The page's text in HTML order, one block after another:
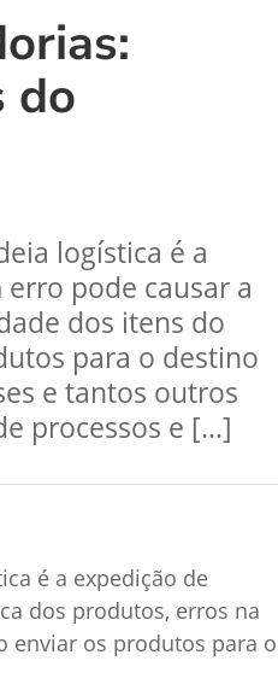
do
logística é a
pode causar a
dos itens do
para o destino
e tantos outros
processos e […]
é a expedição de
dos produtos, erros na
enviar os produtos para o